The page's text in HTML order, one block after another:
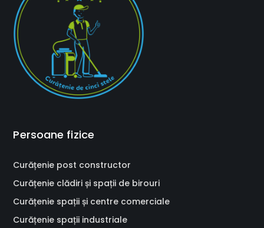
Persoane fizice
Curățenie post constructor
Curățenie clădiri și spații de birouri
Curățenie spații și centre comerciale
Curățenie spații industriale